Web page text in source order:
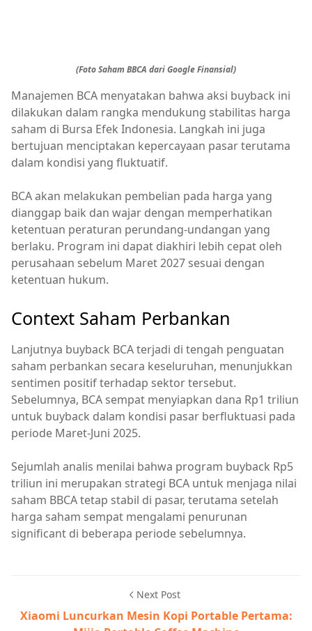
(Foto Saham BBCA dari Google Finansial)
Manajemen BCA menyatakan bahwa aksi buyback ini
dilakukan dalam rangka mendukung stabilitas harga
saham di Bursa Efek Indonesia. Langkah ini juga
bertujuan menciptakan kepercayaan pasar terutama
dalam kondisi yang fluktuatif.
BCA akan melakukan pembelian pada harga yang
dianggap baik dan wajar dengan memperhatikan
ketentuan peraturan perundang-undangan yang
berlaku. Program ini dapat diakhiri lebih cepat oleh
perusahaan sebelum Maret 2027 sesuai dengan
ketentuan hukum.
Context Saham Perbankan
Lanjutnya buyback BCA terjadi di tengah penguatan
saham perbankan secara keseluruhan, menunjukkan
sentimen positif terhadap sektor tersebut.
Sebelumnya, BCA sempat menyiapkan dana Rp1 triliun
untuk buyback dalam kondisi pasar berfluktuasi pada
periode Maret-Juni 2025.
Sejumlah analis menilai bahwa program buyback Rp5
triliun ini merupakan strategi BCA untuk menjaga nilai
saham BBCA tetap stabil di pasar, terutama setelah
harga saham sempat mengalami penurunan
significant di beberapa periode sebelumnya.
Next Post
Xiaomi Luncurkan Mesin Kopi Portable Pertama: